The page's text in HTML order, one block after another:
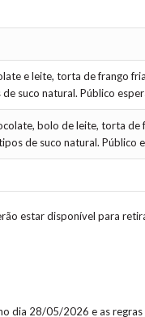
e leite, torta de frango
suco natural. Público
bolo de leite, torta
de suco natural. Público
estar disponível para
dia 28/05/2026 e as